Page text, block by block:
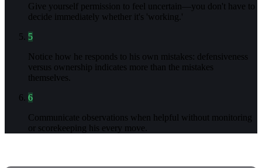
Give yourself permission to feel uncertain—you don't have to
decide immediately whether it's 'working.'
5
Notice how he responds to his own mistakes: defensiveness
versus ownership indicates more than the mistakes
themselves.
6
Communicate observations when helpful without monitoring
or scorekeeping his every move.